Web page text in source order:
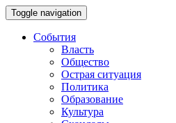
Toggle navigation
События
Власть
Общество
Острая ситуация
Политика
Образование
Культура